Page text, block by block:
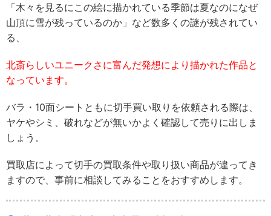
「木々を見るにこの絵に描かれている季節は夏なのになぜ
山頂に雪が残っているのか」など数多くの謎が残されてい
る、
北斎らしいユニークさに富んだ発想により描かれた作品と
なっています。
バラ・10面シートともに切手買い取りを依頼される際は、
ヤケやシミ、破れなどが無いかよく確認して売りに出しま
しょう。
買取店によって切手の買取条件や取り扱い商品が違ってき
ますので、事前に相談してみることをおすすめします。